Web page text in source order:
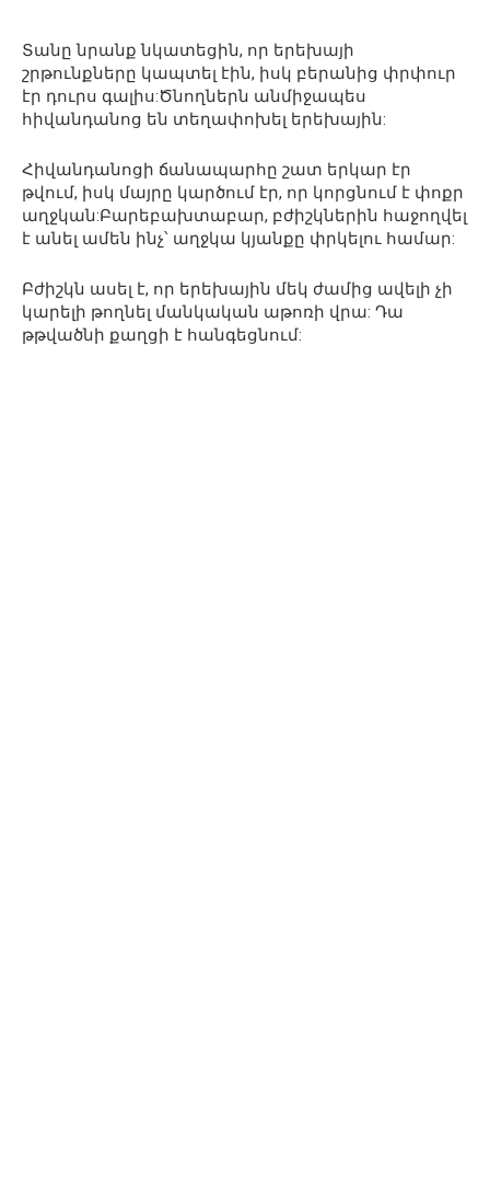
Տանը նրանք նկատեցին, որ երեխայի
շրթունքները կապտել էին, իսկ բերանից փրփուր
էր դուրս գալիս:Ծնողներն անմիջապես
հիվանդանոց են տեղափոխել երեխային:
Հիվանդանոցի ճանապարհը շատ երկար էր
թվում, իսկ մայրը կարծում էր, որ կորցնում է փոքր
աղջկան:Բարեբախտաբար, բժիշկներին հաջողվել
է անել ամեն ինչ՝ աղջկա կյանքը փրկելու համար:
Բժիշկն ասել է, որ երեխային մեկ ժամից ավելի չի
կարելի թողնել մանկական աթոռի վրա: Դա
թթվածնի քաղցի է հանգեցնում: